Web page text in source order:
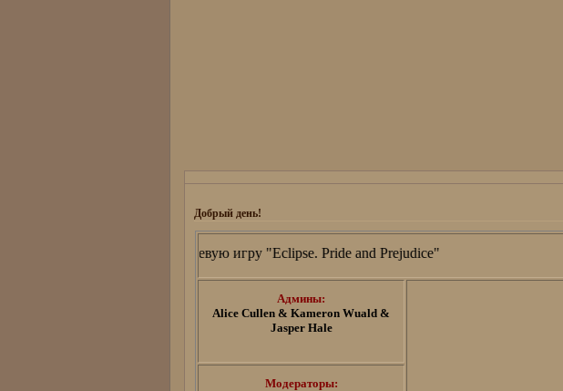
Добрый день!
пожаловать на ролевую игру "Eclipse. Pride and Prejudice"
Админы:
Alice Cullen & Kameron Wuald &
Jasper Hale
Модераторы: